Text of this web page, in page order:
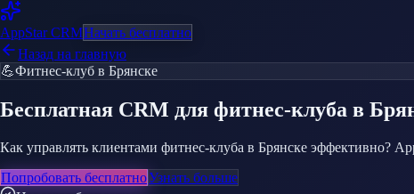
AppStarCRMНачать бесплатно
Назад на главную
💪Фитнес-клуб в Брянске
Бесплатная CRM для фитнес-клуба в
Как управлять клиентами фитнес-клуба в Брянске эффективно?
Попробовать бесплатноУзнать больше